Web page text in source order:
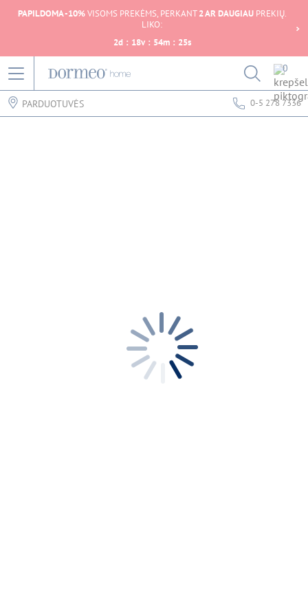
PAPILDOMA -10%VISOMS PREKĖMS, PERKANT2 AR DAUGIAUPREKIŲ.
LIKO:
2d : 18v : 54m : 25s
0
PARDUOTUVĖS 0-5 278 7336